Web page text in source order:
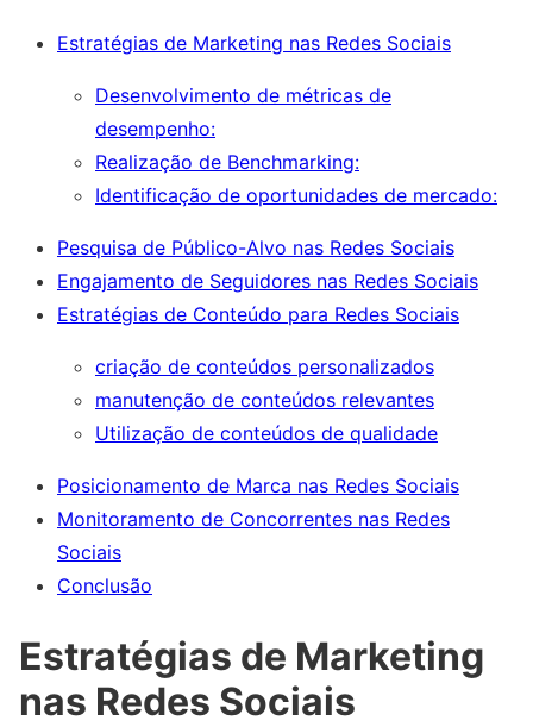
Estratégias de Marketing nas Redes Sociais
Desenvolvimento de métricas de
desempenho:
Realização de Benchmarking:
Identificação de oportunidades de mercado:
Pesquisa de Público-Alvo nas Redes Sociais
Engajamento de Seguidores nas Redes Sociais
Estratégias de Conteúdo para Redes Sociais
criação de conteúdos personalizados
manutenção de conteúdos relevantes
Utilização de conteúdos de qualidade
Posicionamento de Marca nas Redes Sociais
Monitoramento de Concorrentes nas Redes
Sociais
Conclusão
Estratégias de Marketing
nas Redes Sociais